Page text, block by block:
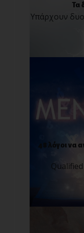
Τα
Υπάρχουν δυο
48 λόγοι να